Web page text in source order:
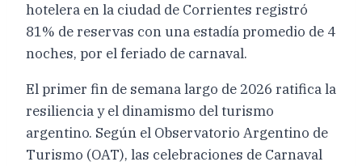
hotelera en la ciudad de Corrientes registró
81% de reservas con una estadía promedio de 4
noches, por el feriado de carnaval.
El primer fin de semana largo de 2026 ratifica la
resiliencia y el dinamismo del turismo
argentino. Según el Observatorio Argentino de
Turismo (OAT), las celebraciones de Carnaval